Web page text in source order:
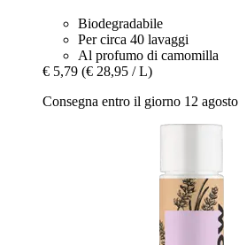
Biodegradabile
Per circa 40 lavaggi
Al profumo di camomilla
€ 5,79 (€ 28,95 / L)
Consegna entro il giorno 12 agosto